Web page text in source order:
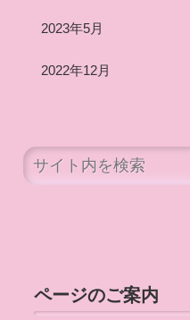
2023年5月
2022年12月
ページのご案内